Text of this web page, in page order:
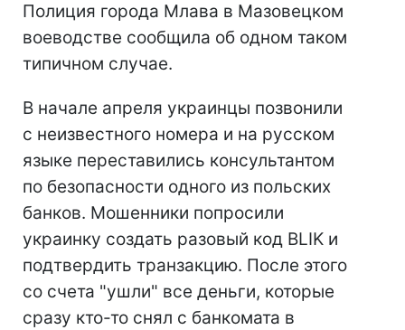
Полиция города Млава в Мазовецком
воеводстве сообщила об одном таком
типичном случае.
В начале апреля украинцы позвонили
с неизвестного номера и на русском
языке переставились консультантом
по безопасности одного из польских
банков. Мошенники попросили
украинку создать разовый код BLIK и
подтвердить транзакцию. После этого
со счета "ушли" все деньги, которые
сразу кто-то снял с банкомата в